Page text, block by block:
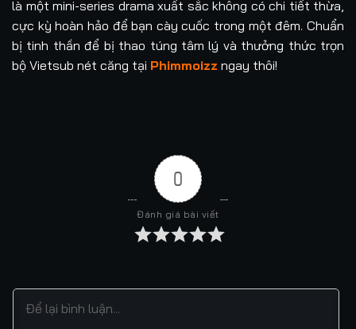
là một mini-series drama xuất sắc không có chi tiết thừa,
cực kỳ hoàn hảo để bạn cày cuốc trong một đêm. Chuẩn
bị tinh thần để bị thao túng tâm lý và thưởng thức trọn
bộ Vietsub nét căng tại Phimmoizz ngay thôi!
0
Đánh giá bài viết